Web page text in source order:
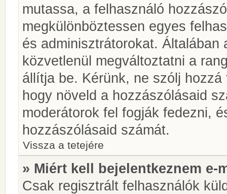
mutassa, a felhasználó
megkülönböztessen egyes
és adminisztrátorokat. Általában
közvetlenül megváltoztatni a
állítja be. Kérünk, ne szólj
hogy növeld a hozzászólásaid
moderátorok fel fogják fedezni,
hozzászólásaid számát.
Vissza a tetejére
» Miért kell bejelentkeznem e-
Csak regisztrált felhasználók